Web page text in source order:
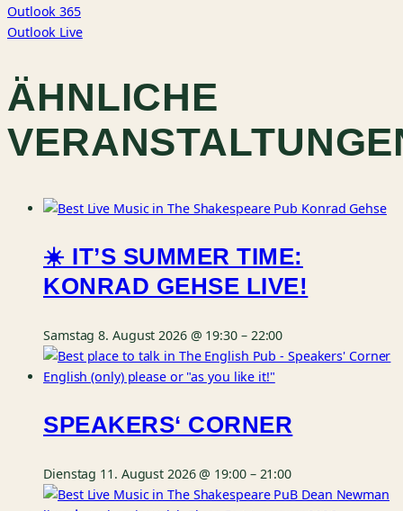
Outlook 365
Outlook Live
ÄHNLICHE
☀️ IT’S SUMMER TIME:
KONRAD GEHSE LIVE!
Samstag 8. August 2026 @ 19:30 – 22:00
SPEAKERS‘ CORNER
Dienstag 11. August 2026 @ 19:00– 21:00